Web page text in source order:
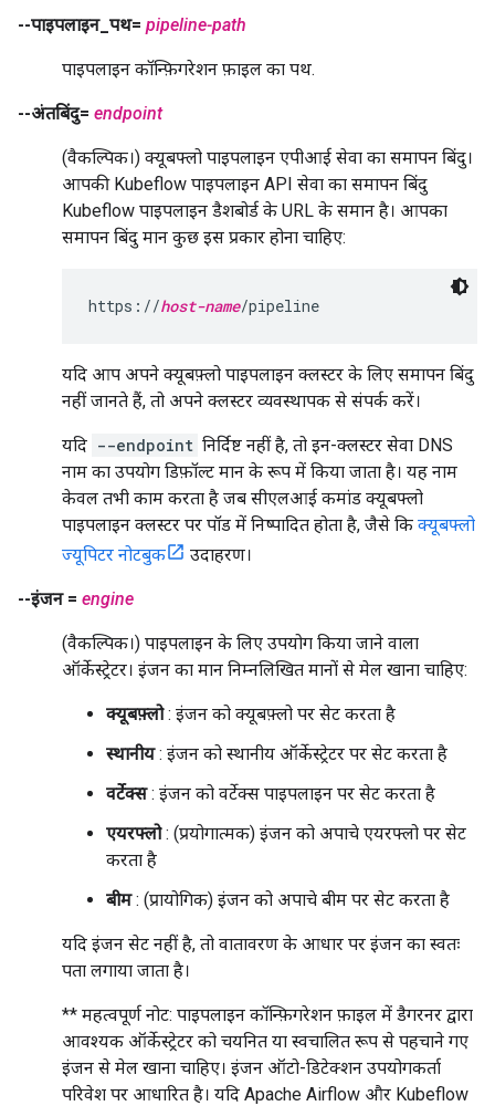
--पाइपलाइन_पथ= pipeline-path
पाइपलाइन कॉन्फ़िगरेशन फ़ाइल का पथ.
--अंतबिंदु= endpoint
(वैकल्पिक।) क्यूबफ्लो पाइपलाइन एपीआई सेवा का समापन बिंदु।
आपकी Kubeflow पाइपलाइन API सेवा का समापन बिंदु
Kubeflow पाइपलाइन डैशबोर्ड के URL के समान है। आपका
समापन बिंदु मान कुछ इस प्रकार होना चाहिए:
https://host-name/pipeline
यदि आप अपने क्यूबफ़्लो पाइपलाइन क्लस्टर के लिए समापन बिंदु
नहीं जानते हैं, तो अपने क्लस्टर व्यवस्थापक से संपर्क करें।
यदि --endpoint निर्दिष्ट नहीं है, तो इन-क्लस्टर सेवा DNS
नाम का उपयोग डिफ़ॉल्ट मान के रूप में किया जाता है। यह नाम
केवल तभी काम करता है जब सीएलआई कमांड क्यूबफ्लो
पाइपलाइन क्लस्टर पर पॉड में निष्पादित होता है, जैसे कि क्यूबफ्लो
ज्यूपिटर नोटबुक
उदाहरण।
--इंजन = engine
(वैकल्पिक।) पाइपलाइन के लिए उपयोग किया जाने वाला
ऑर्केस्ट्रेटर। इंजन का मान निम्नलिखित मानों से मेल खाना चाहिए:
क्यूबफ़्लो: इंजन को क्यूबफ़्लो पर सेट करता है
स्थानीय: इंजन को स्थानीय ऑर्केस्ट्रेटर पर सेट करता है
वर्टेक्स: इंजन को वर्टेक्स पाइपलाइन पर सेट करता है
एयरफ्लो: (प्रयोगात्मक) इंजन को अपाचे एयरफ्लो पर सेट
करता है
बीम: (प्रायोगिक) इंजन को अपाचे बीम पर सेट करता है
यदि इंजन सेट नहीं है, तो वातावरण के आधार पर इंजन का स्वतः
पता लगाया जाता है।
** महत्वपूर्ण नोट: पाइपलाइन कॉन्फ़िगरेशन फ़ाइल में डैगरनर द्वारा
आवश्यक ऑर्केस्ट्रेटर को चयनित या स्वचालित रूप से पहचाने गए
इंजन से मेल खाना चाहिए। इंजन ऑटो-डिटेक्शन उपयोगकर्ता
परिवेश पर आधारित है। यदि Apache Airflow और Kubeflow